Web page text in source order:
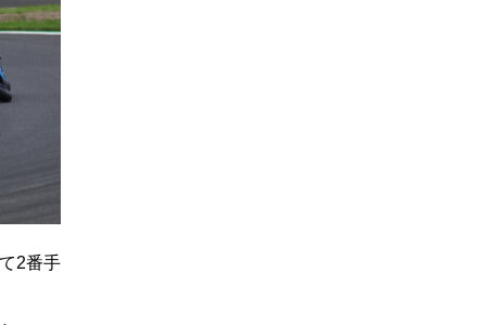
2番手